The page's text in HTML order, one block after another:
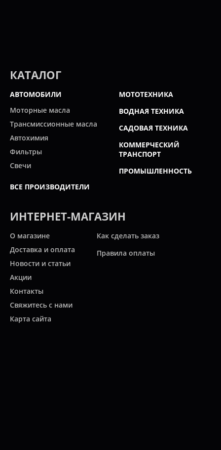
КАТАЛОГ
АВТОМОБИЛИ
Моторные масла
Трансмиссионные масла
Автохимия
Фильтры
Свечи
ВСЕ ПРОИЗВОДИТЕЛИ
МОТОТЕХНИКА
ВОДНАЯ ТЕХНИКА
САДОВАЯ ТЕХНИКА
КОММЕРЧЕСКИЙ
ТРАНСПОРТ
ПРОМЫШЛЕННОСТЬ
ИНТЕРНЕТ-МАГАЗИН
О магазине
Доставка и оплата
Новости и статьи
Акции
Контакты
Свяжитесь с нами
Карта сайта
Как сделать заказ
Правила оплаты